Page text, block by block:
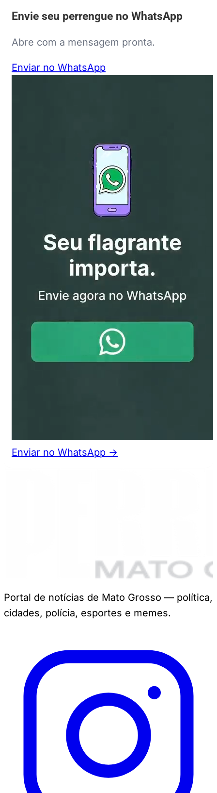
Envie seu perrengue no WhatsApp
Abre com a mensagem pronta.
Enviar no WhatsApp
Enviar no WhatsApp →
Portal de notícias de Mato Grosso — política,
cidades, polícia, esportes e memes.